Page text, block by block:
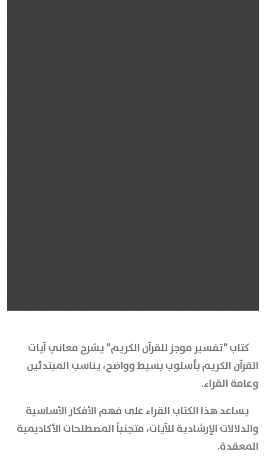
كتاب "تفسير موجز للقرآن الكريم" يشرح معاني آيات
القرآن الكريم بأسلوب بسيط وواضح، يناسب المبتدئين
وعامة القراء.
يساعد هذا الكتاب القراء على فهم الأفكار الأساسية
والدلالات الإرشادية للآيات، متجنباً المصطلحات الأكاديمية
المعقدة.